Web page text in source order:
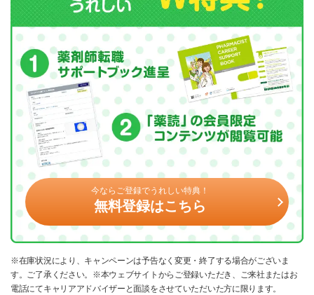
今ならご登録でうれしい特典！
無料登録はこちら
※在庫状況により、キャンペーンは予告なく変更・終了する場合がございま
す。ご了承ください。※本ウェブサイトからご登録いただき、ご来社またはお
電話にてキャリアアドバイザーと面談をさせていただいた方に限ります。